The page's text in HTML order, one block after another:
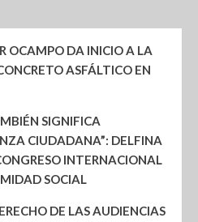
OCAMPO DA INICIO A LA
ASFÁLTICO EN
SIGNIFICA
CIUDADANA”: DELFINA
INTERNACIONAL
SOCIAL
DE LAS AUDIENCIAS